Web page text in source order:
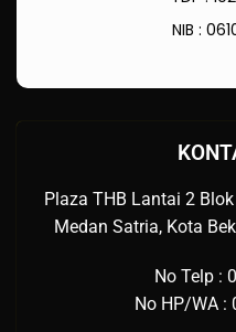
NIB :
Plaza THB Lantai 2
Medan Satria, Kota
No Telp :
No HP/WA :